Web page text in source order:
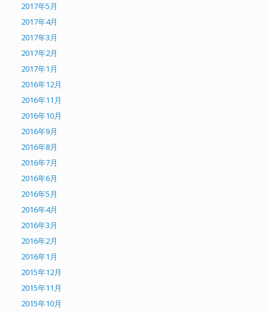
2017年5月
2017年4月
2017年3月
2017年2月
2017年1月
2016年12月
2016年11月
2016年10月
2016年9月
2016年8月
2016年7月
2016年6月
2016年5月
2016年4月
2016年3月
2016年2月
2016年1月
2015年12月
2015年11月
2015年10月